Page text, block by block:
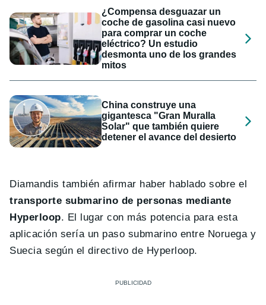
¿Compensa desguazar un
coche de gasolina casi nuevo
para comprar un coche
eléctrico? Un estudio
desmonta uno de los grandes
mitos
China construye una
gigantesca "Gran Muralla
Solar" que también quiere
detener el avance del desierto
Diamandis también afirmar haber hablado sobre el
transporte submarino de personas mediante
Hyperloop. El lugar con más potencia para esta
aplicación sería un paso submarino entre Noruega y
Suecia según el directivo de Hyperloop.